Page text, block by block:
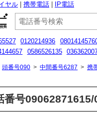
ヤル 携帯電話 IP電話
0120214936
0586526135
頭番号090 > 中間番号6287 > 携
番号